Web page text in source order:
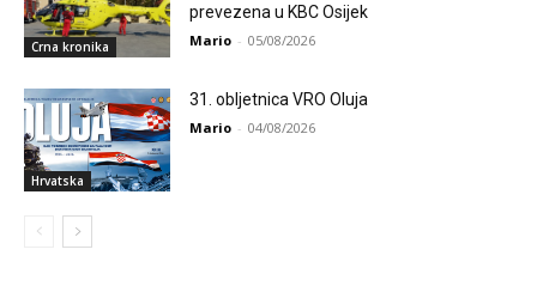
Crna kronika
prevezena u KBC Osijek
Mario - 05/08/2026
Hrvatska
31. obljetnica VRO Oluja
Mario - 04/08/2026